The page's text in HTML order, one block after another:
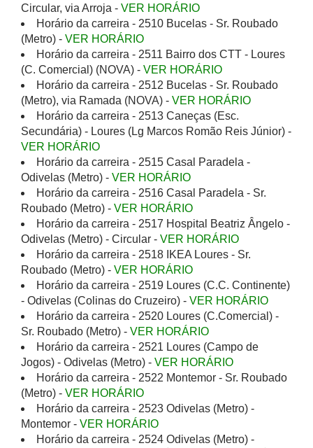
Circular, via Arroja - VER HORÁRIO
Horário da carreira - 2510 Bucelas - Sr. Roubado
(Metro) - VER HORÁRIO
Horário da carreira - 2511 Bairro dos CTT - Loures
(C. Comercial) (NOVA) - VER HORÁRIO
Horário da carreira - 2512 Bucelas - Sr. Roubado
(Metro), via Ramada (NOVA) - VER HORÁRIO
Horário da carreira - 2513 Caneças (Esc.
Secundária) - Loures (Lg Marcos Romão Reis Júnior) -
VER HORÁRIO
Horário da carreira - 2515 Casal Paradela -
Odivelas (Metro) - VER HORÁRIO
Horário da carreira - 2516 Casal Paradela - Sr.
Roubado (Metro) - VER HORÁRIO
Horário da carreira - 2517 Hospital Beatriz Ângelo -
Odivelas (Metro) - Circular - VER HORÁRIO
Horário da carreira - 2518 IKEA Loures - Sr.
Roubado (Metro) - VER HORÁRIO
Horário da carreira - 2519 Loures (C.C. Continente)
- Odivelas (Colinas do Cruzeiro) - VER HORÁRIO
Horário da carreira - 2520 Loures (C.Comercial) -
Sr. Roubado (Metro) - VER HORÁRIO
Horário da carreira - 2521 Loures (Campo de
Jogos) - Odivelas (Metro) - VER HORÁRIO
Horário da carreira - 2522 Montemor - Sr. Roubado
(Metro) - VER HORÁRIO
Horário da carreira - 2523 Odivelas (Metro) -
Montemor - VER HORÁRIO
Horário da carreira - 2524 Odivelas (Metro) -